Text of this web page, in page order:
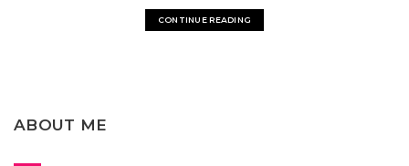
CONTINUE READING
ABOUT ME